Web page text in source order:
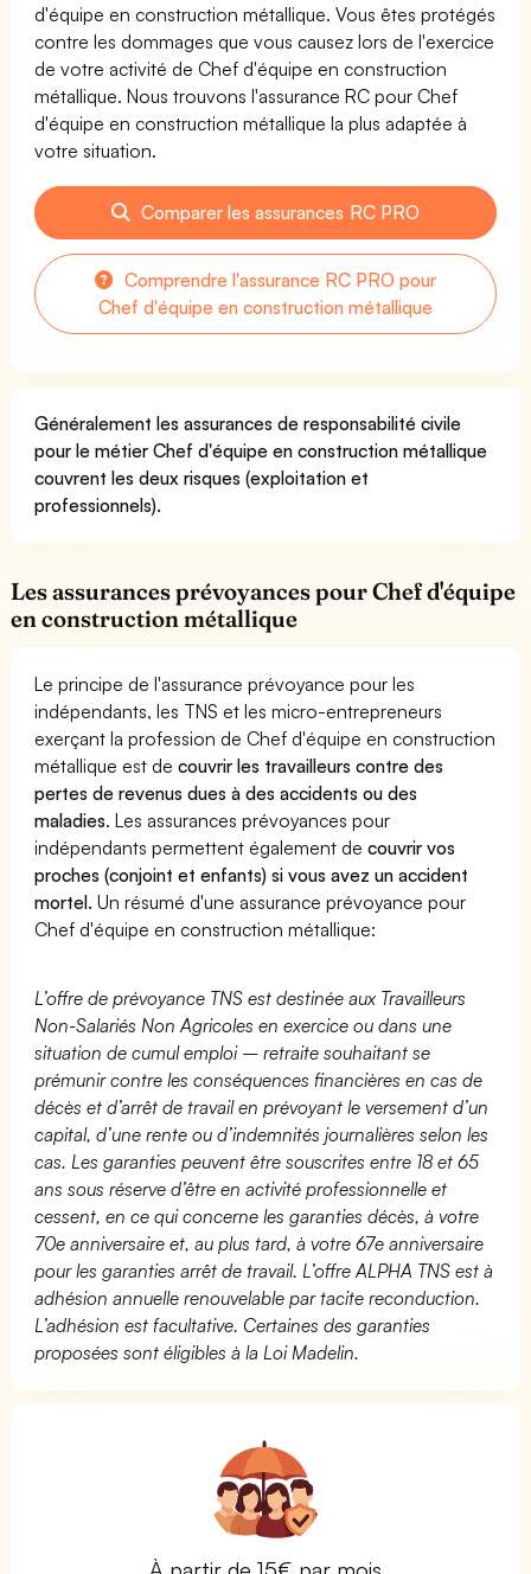
d'équipe en construction métallique. Vous êtes protégés
contre les dommages que vous causez lors de l'exercice
de votre activité de Chef d'équipe en construction
métallique. Nous trouvons l'assurance RC pour Chef
d'équipe en construction métallique la plus adaptée à
votre situation.
Comparer les assurances RC PRO
Comprendre l'assurance RC PRO pour
Chef d'équipe en construction métallique
Généralement les assurances de responsabilité civile
pour le métier Chef d'équipe en construction métallique
couvrent les deux risques (exploitation et
professionnels).
Les assurances prévoyances pour Chef d'équipe
en construction métallique
Le principe de l'assurance prévoyance pour les
indépendants, les TNS et les micro-entrepreneurs
exerçant la profession de Chef d'équipe en construction
métallique est decouvrir les travailleurs contre des
pertes de revenus dues à des accidents ou des
maladies. Les assurances prévoyances pour
indépendants permettent également decouvrir vos
proches (conjoint et enfants) si vous avez un accident
mortel. Un résumé d'une assurance prévoyance pour
Chef d'équipe en construction métallique:
L’offre de prévoyance TNS est destinée aux Travailleurs
Non-Salariés Non Agricoles en exercice ou dans une
situation de cumul emploi – retraite souhaitant se
prémunir contre les conséquences financières en cas de
décès et d’arrêt de travail en prévoyant le versement d’un
capital, d’une rente ou d’indemnités journalières selon les
cas. Les garanties peuvent être souscrites entre 18 et 65
ans sous réserve d’être en activité professionnelle et
cessent, en ce qui concerne les garanties décès, à votre
70e anniversaire et, au plus tard, à votre 67e anniversaire
pour les garanties arrêt de travail. L’offre ALPHA TNS est à
adhésion annuelle renouvelable par tacite reconduction.
L’adhésion est facultative. Certaines des garanties
proposées sont éligibles à la Loi Madelin.